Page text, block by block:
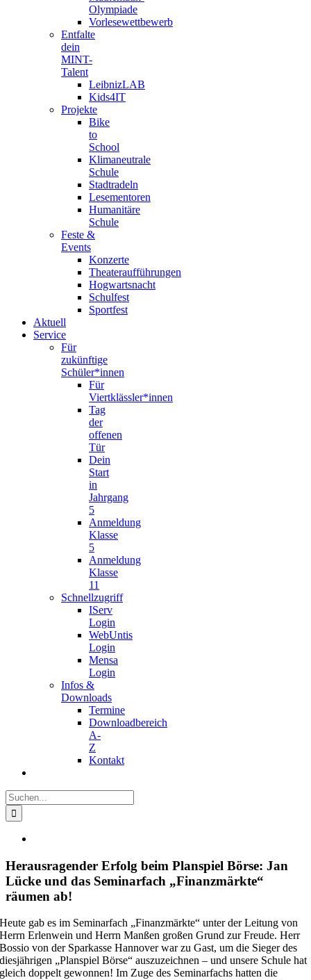
Olympiade
Vorlesewettbewerb
Entfalte
dein
MINT-
Talent
LeibnizLAB
Kids4IT
Projekte
Bike
to
School
Klimaneutrale
Schule
Stadtradeln
Lesementoren
Humanitäre
Schule
Feste &
Events
Konzerte
Theateraufführungen
Hogwartsnacht
Schulfest
Sportfest
Aktuell
Service
Für
zukünftige
Schüler*innen
Für
Viertklässler*innen
Tag
der
offenen
Tür
Dein
Start
in
Jahrgang
5
Anmeldung
Klasse
5
Anmeldung
Klasse
11
Schnellzugriff
IServ
Login
WebUntis
Login
Mensa
Login
Infos &
Downloads
Termine
Downloadbereich
A-
Z
Kontakt
Suche
nach:
Bild
Herausragender Erfolg beim Planspiel Börse: Jan
Lücke und das Seminarfach „Finanzmärkte“
räumen ab!
Heute gab es im Seminarfach „Finanzmärkte“ unter der Leitung von
Herrn Erlenwein und Herrn Manßen großen Grund zur Freude. Herr
Bossio von der Sparkasse Hannover war zu Gast, um die Sieger des
diesjährigen „Planspiel Börse“ auszuzeichnen – und unsere Schule hat
gleich doppelt gewonnen! Im Zuge des Seminarfachs hatten die